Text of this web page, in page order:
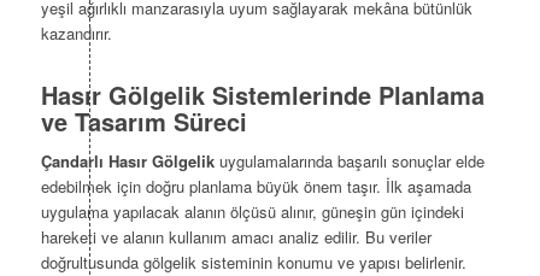
yeşil ağırlıklı manzarasıyla uyum sağlayarak mekâna bütünlük
kazandırır.
Hasır Gölgelik Sistemlerinde Planlama
ve Tasarım Süreci
Çandarlı Hasır Gölgelikuygulamalarında başarılı sonuçlar elde
edebilmek için doğru planlama büyük önem taşır. İlk aşamada
uygulama yapılacak alanın ölçüsü alınır, güneşin gün içindeki
hareketi ve alanın kullanım amacı analiz edilir. Bu veriler
doğrultusunda gölgelik sisteminin konumu ve yapısı belirlenir.